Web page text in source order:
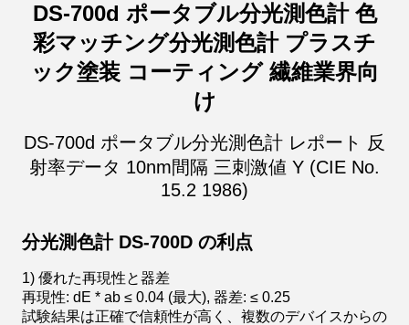
DS-700d ポータブル分光測色計 色
彩マッチング分光測色計 プラスチ
ック塗装 コーティング 繊維業界向
け
DS-700d ポータブル分光測色計 レポート 反
射率データ 10nm間隔 三刺激値 Y (CIE No.
15.2 1986)
分光測色計 DS-700D の利点
1) 優れた再現性と器差
再現性: dE * ab ≤ 0.04 (最大), 器差: ≤ 0.25
試験結果は正確で信頼性が高く、複数のデバイスからの